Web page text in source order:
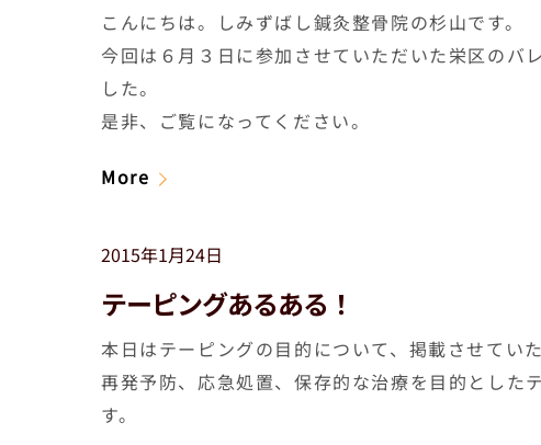
こんにちは。しみずばし鍼灸整骨院の杉山です。
今回は６月３日に参加させていただいた栄区のバ
した。
是非、ご覧になってください。
More
2015年1月24日
テーピングあるある！
本日はテーピングの目的について、掲載させていた
再発予防、応急処置、保存的な治療を目的とした
す。